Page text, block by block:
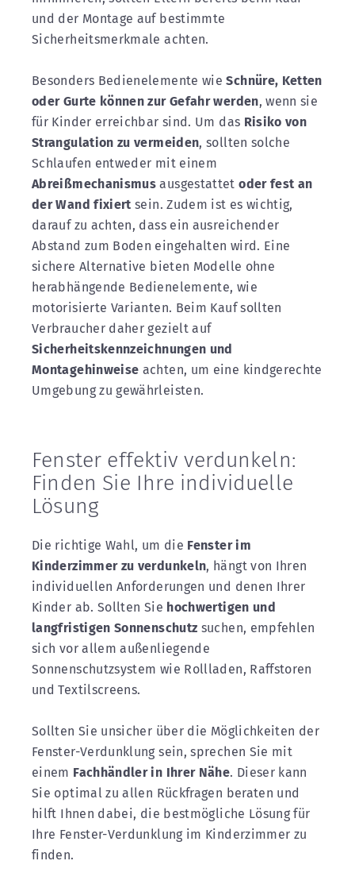
und der Montage auf bestimmte
Sicherheitsmerkmale achten.
Besonders Bedienelemente wieSchnüre, Ketten
oder Gurte können zur Gefahr werden, wenn sie
für Kinder erreichbar sind. Um das Risiko von
Strangulation zu vermeiden, sollten solche
Schlaufen entweder mit einem
Abreißmechanismus ausgestattetoder fest an
der Wand fixiert sein. Zudem ist es wichtig,
darauf zu achten, dass ein ausreichender
Abstand zum Boden eingehalten wird. Eine
sichere Alternative bieten Modelle ohne
herabhängende Bedienelemente, wie
motorisierte Varianten. Beim Kauf sollten
Verbraucher daher gezielt auf
Sicherheitskennzeichnungen und
Montagehinweise achten, um eine kindgerechte
Umgebung zu gewährleisten.
Fenster effektiv verdunkeln:
Finden Sie Ihre individuelle
Lösung
Die richtige Wahl, um die Fenster im
Kinderzimmer zu verdunkeln, hängt von Ihren
individuellen Anforderungen und denen Ihrer
Kinder ab. Sollten Sie hochwertigen und
langfristigen Sonnenschutz suchen, empfehlen
sich vor allem außenliegende
Sonnenschutzsystem wie Rollladen, Raffstoren
und Textilscreens.
Sollten Sie unsicher über die Möglichkeiten der
Fenster-Verdunklung sein, sprechen Sie mit
einem Fachhändler in Ihrer Nähe. Dieser kann
Sie optimal zu allen Rückfragen beraten und
hilft Ihnen dabei, die bestmögliche Lösung für
Ihre Fenster-Verdunklung im Kinderzimmer zu
finden.